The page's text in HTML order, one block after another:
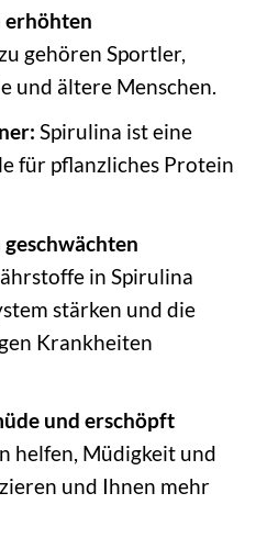
erhöhten
gehören Sportler,
und ältere Menschen.
Spirulina ist eine
für pflanzliches Protein
in Spirulina
stärken und die
Krankheiten
und erschöpft
helfen, Müdigkeit und
und Ihnen mehr